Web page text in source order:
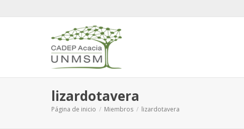
lizardotavera
Página de inicio Miembros lizardotavera